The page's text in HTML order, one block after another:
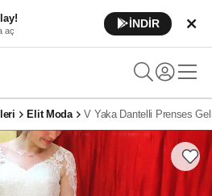
aç
İNDİR
Elit Moda V Yaka Dantelli Prenses